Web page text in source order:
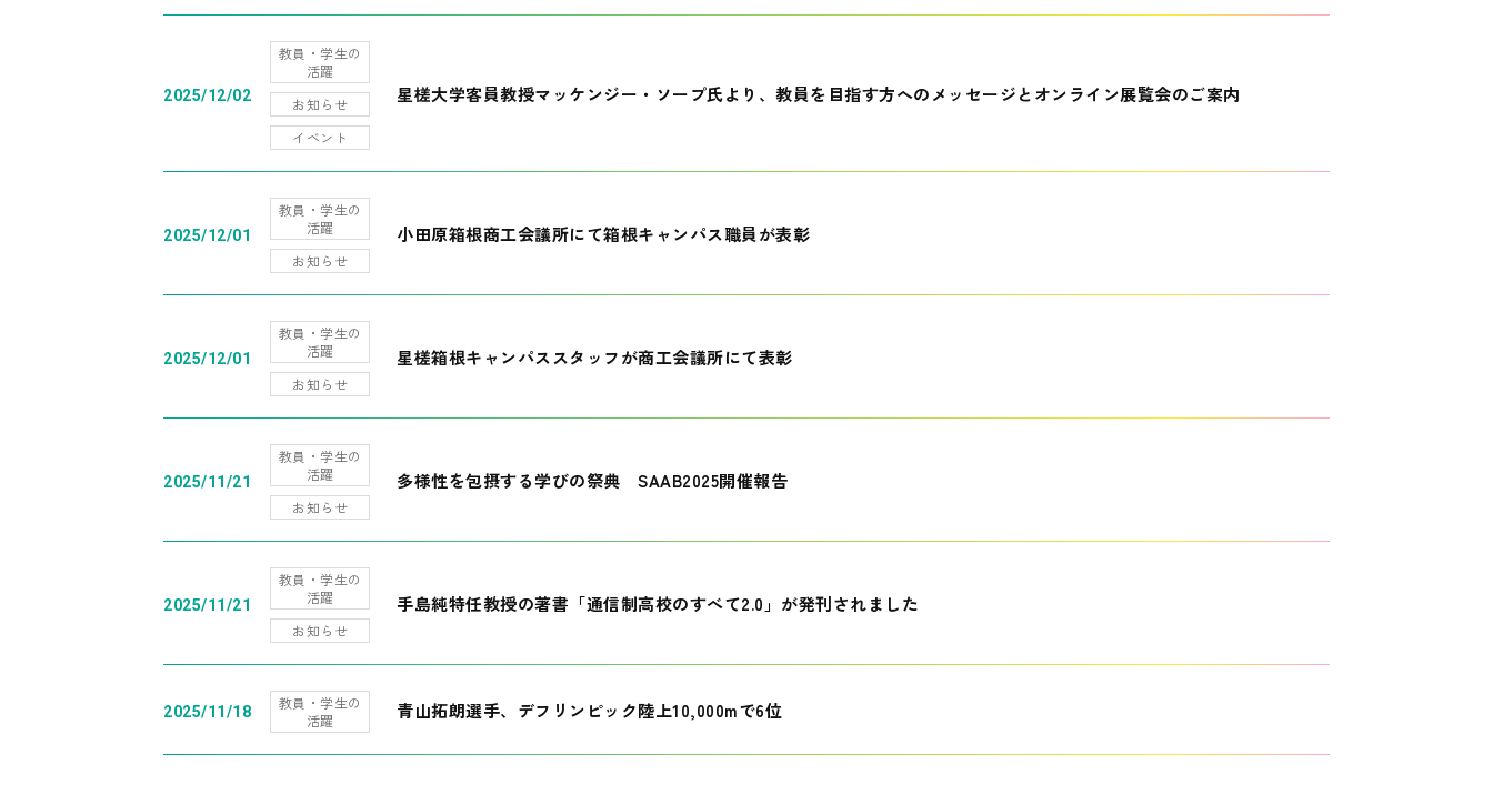
2025/12/02
教員・学生の
活躍
お知らせ
イベント
星槎大学客員教授マッケンジー・ソープ氏より、教員を目指す方へのメッセージとオンライン展覧会のご案内
2025/12/01
教員・学生の
活躍
お知らせ
小田原箱根商工会議所にて箱根キャンパス職員が表彰
2025/12/01
教員・学生の
活躍
お知らせ
星槎箱根キャンパススタッフが商工会議所にて表彰
2025/11/21
教員・学生の
活躍
お知らせ
多様性を包摂する学びの祭典 SAAB2025開催報告
2025/11/21
教員・学生の
活躍
お知らせ
手島純特任教授の著書「通信制高校のすべて2.0」が発刊されました
2025/11/18
教員・学生の
活躍
青山拓朗選手、デフリンピック陸上10,000mで6位